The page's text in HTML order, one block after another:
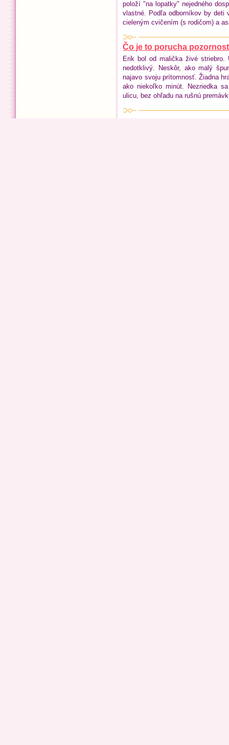
položí "na lopatky" nejedného
vlastné. Podľa odborníkov by deti
cieleným cvičením (s rodičom) a
Čo je to porucha
Erik bol od malička živé
nedotklivý. Neskôr, ako malý
najavo svoju prítomnosť. Žiadna
ako niekoľko minút. Nezriedka
ulicu, bez ohľadu na rušnú